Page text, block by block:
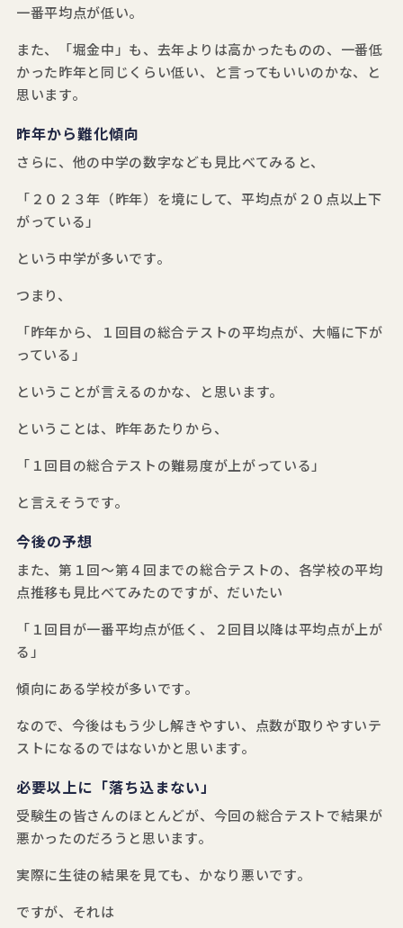
一番平均点が低い。
また、「堀金中」も、去年よりは高かったものの、一番低
かった昨年と同じくらい低い、と言ってもいいのかな、と
思います。
昨年から難化傾向
さらに、他の中学の数字なども見比べてみると、
「２０２３年（昨年）を境にして、平均点が２０点以上下
がっている」
という中学が多いです。
つまり、
「昨年から、１回目の総合テストの平均点が、大幅に下が
っている」
ということが言えるのかな、と思います。
ということは、昨年あたりから、
「１回目の総合テストの難易度が上がっている」
と言えそうです。
今後の予想
また、第１回～第４回までの総合テストの、各学校の平均
点推移も見比べてみたのですが、だいたい
「１回目が一番平均点が低く、２回目以降は平均点が上が
る」
傾向にある学校が多いです。
なので、今後はもう少し解きやすい、点数が取りやすいテ
ストになるのではないかと思います。
必要以上に「落ち込まない」
受験生の皆さんのほとんどが、今回の総合テストで結果が
悪かったのだろうと思います。
実際に生徒の結果を見ても、かなり悪いです。
ですが、それは